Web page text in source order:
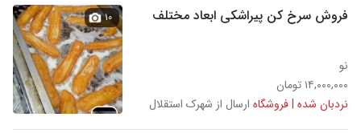
فروش سرخ کن پیراشکی ابعاد مختلف
نو
۱۴,۰۰۰,۰۰۰ تومان
نردبان شده | فروشگاه ارسال از شهرک استقلال
۱۰